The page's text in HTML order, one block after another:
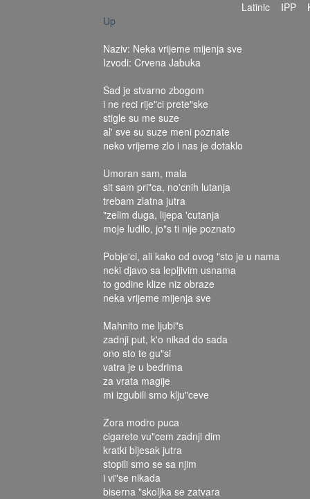
Latinic IPP
Up
Naziv: Neka vrijeme mijenja sve
Izvodi: Crvena Jabuka
Sad je stvarno zbogom
i ne reci rije"ci prete"ske
stigle su me suze
al' sve su suze meni poznate
neko vrijeme zlo i nas je dotaklo
Umoran sam, mala
sit sam pri"ca, no'cnih lutanja
trebam zlatna jutra
"zelim duga, lijepa 'cutanja
moje ludilo, jo"s ti nije poznato
Pobje'ci, ali kako od ovog "sto je u nama
neki djavo sa lepljivim usnama
to godine klize niz obraze
neka vrijeme mijenja sve
Mahnito me ljubi"s
zadnji put, k'o nikad do sada
ono sto te gu"si
vatra je u bedrima
za vrata magije
mi izgubili smo klju"ceve
Zora modro puca
cigarete vu"cem zadnji dim
kratki bljesak jutra
stopili smo se sa njim
i vi"se nikada
biserna "skoljka se zatvara